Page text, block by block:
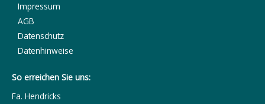
Impressum
AGB
Datenschutz
Datenhinweise
So erreichen Sie uns:
Fa. Hendricks